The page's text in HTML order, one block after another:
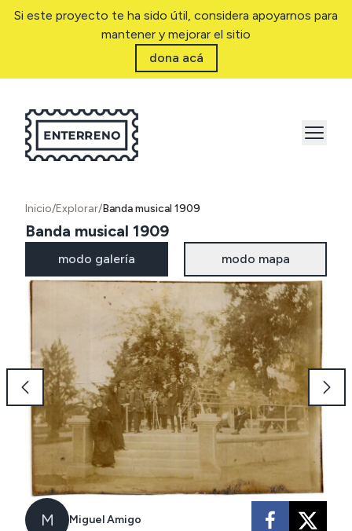
Si este proyecto te ha sido útil, considera apoyarnos para
mantener y mejorar el sitio
dona acá
Inicio/Explorar/Banda musical 1909
Banda musical 1909
modo galería modo mapa
M Miguel Amigo